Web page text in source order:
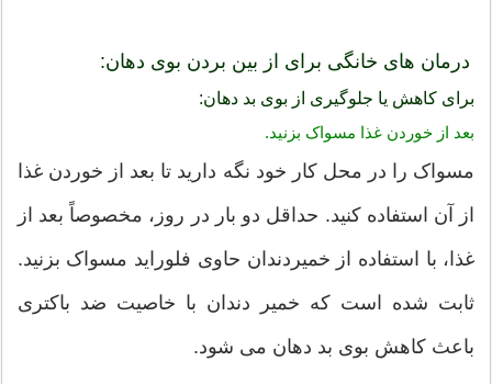
درمان های خانگی برای از بین بردن بوی دهان:
برای کاهش یا جلوگیری از بوی بد دهان:
بعد از خوردن غذا مسواک بزنید.
مسواک را در محل کار خود نگه دارید تا بعد از خوردن غذا
از آن استفاده کنید. حداقل دو بار در روز، مخصوصاً بعد از
غذا، با استفاده از خمیردندان حاوی فلوراید مسواک بزنید.
ثابت شده است که خمیر دندان با خاصیت ضد باکتری
باعث کاهش بوی بد دهان می شود.